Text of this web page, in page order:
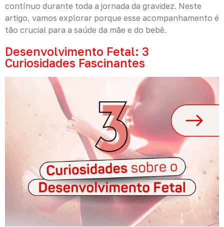
contínuo durante toda a jornada da gravidez. Neste
artigo, vamos explorar porque esse acompanhamento é
tão crucial para a saúde da mãe e do bebê.
Desenvolvimento Fetal: 3
Curiosidades Fascinantes